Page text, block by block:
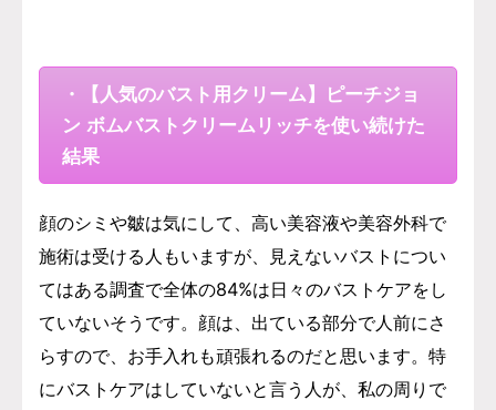
・【人気のバスト用クリーム】ピーチジョ
ン ボムバストクリームリッチを使い続けた
結果
顔のシミや皺は気にして、高い美容液や美容外科で
施術は受ける人もいますが、見えないバストについ
てはある調査で全体の84%は日々のバストケアをし
ていないそうです。 顔は、出ている部分で人前にさ
らすので、お手入れも頑張れるのだと思います。 特
にバストケアはしていないと言う人が、私の周りで